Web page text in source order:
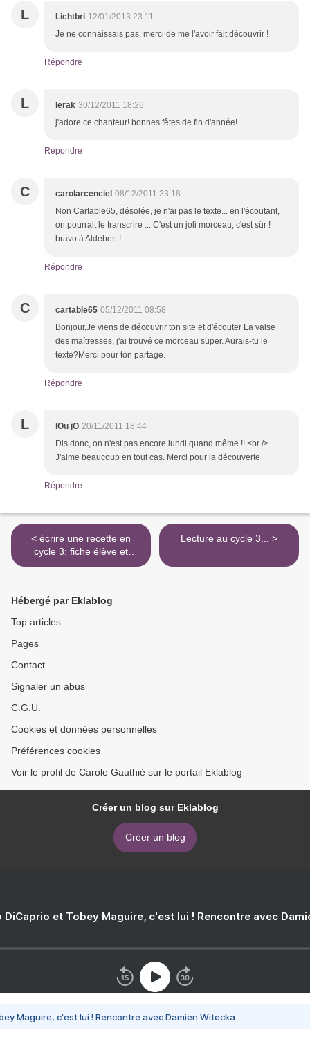
L Lichtbri 12/01/2013 23:11
Je ne connaissais pas, merci de me l'avoir fait découvrir !
Répondre
L lerak 30/12/2011 18:26
j'adore ce chanteur! bonnes fêtes de fin d'année!
Répondre
C carolarcenciel 08/12/2011 23:18
Non Cartable65, désolée, je n'ai pas le texte... en l'écoutant,
on pourrait le transcrire ... C'est un joli morceau, c'est sûr !
bravo à Aldebert !
Répondre
C cartable65 05/12/2011 08:58
Bonjour,Je viens de découvrir ton site et d'écouter La valse
des maîtresses, j'ai trouvé ce morceau super. Aurais-tu le
texte?Merci pour ton partage.
Répondre
L lOu jO 20/11/2011 18:44
Dis donc, on n'est pas encore lundi quand même !! <br />
J'aime beaucoup en tout cas. Merci pour la découverte
Répondre
< écrire une recette en
cycle 3: fiche élève et
affichage
Lecture au cycle 3... >
Hébergé par Eklablog
Top articles
Pages
Contact
Signaler un abus
C.G.U.
Cookies et données personnelles
Préférences cookies
Voir le profil de Carole Gauthié sur le portail Eklablog
Créer un blog sur Eklablog
Créer un blog
DiCaprio et Tobey Maguire, c'est lui ! Rencontre avec
Maguire, c'est lui ! Rencontre avec Damien Witecka